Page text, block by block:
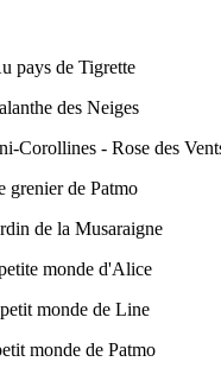
pays de Tigrette
des Neiges
Corollines - Rose des
grenier de Patmo
de la Musaraigne
monde d'Alice
monde de Line
monde de Patmo